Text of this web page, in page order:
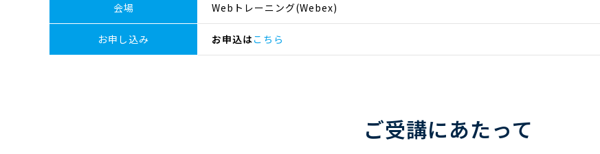
会場 Webトレーニング(Webex)
お申し込み お申込はこちら
ご受講にあたって